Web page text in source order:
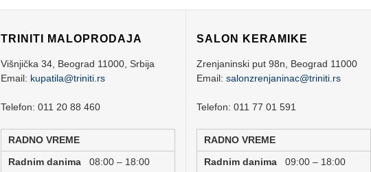
TRINITI MALOPRODAJA
Višnjička 34, Beograd 11000, Srbija
Email: kupatila@triniti.rs
Telefon: 011 20 88 460
RADNO VREME
Radnim danima 08:00 – 18:00
SALON KERAMIKE
Zrenjaninski put 98n, Beograd 11000
Email: salonzrenjaninac@triniti.rs
Telefon: 011 77 01 591
RADNO VREME
Radnim danima 09:00 – 18:00